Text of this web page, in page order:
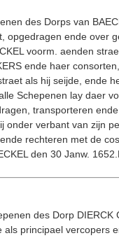
des Dorps van
opgedragen ende over
voorm. aenden
ende haer
als hij seijde, ende
Schepenen lay daer
transporteren
onder verbant van zijn
rechteren met de
den 30 Janw.
des Dorp
principael